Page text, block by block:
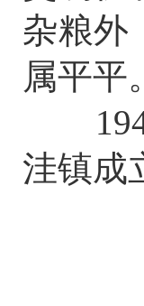
杂粮外
属平平
1945
洼镇成